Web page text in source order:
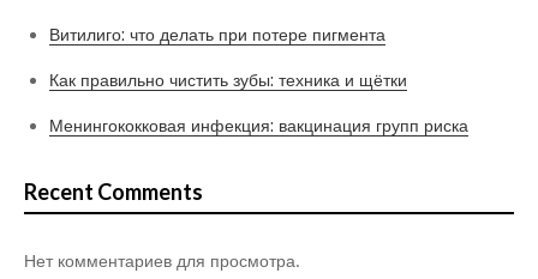
Витилиго: что делать при потере пигмента
Как правильно чистить зубы: техника и щётки
Менингококковая инфекция: вакцинация групп риска
Recent Comments
Нет комментариев для просмотра.